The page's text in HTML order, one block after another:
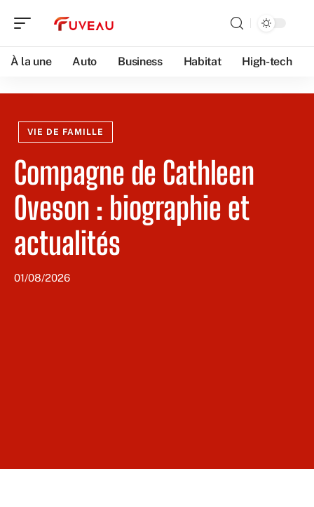
À la une Auto Business Habitat High-tech
VIE DE FAMILLE
Compagne de Cathleen
Oveson : biographie et
actualités
01/08/2026